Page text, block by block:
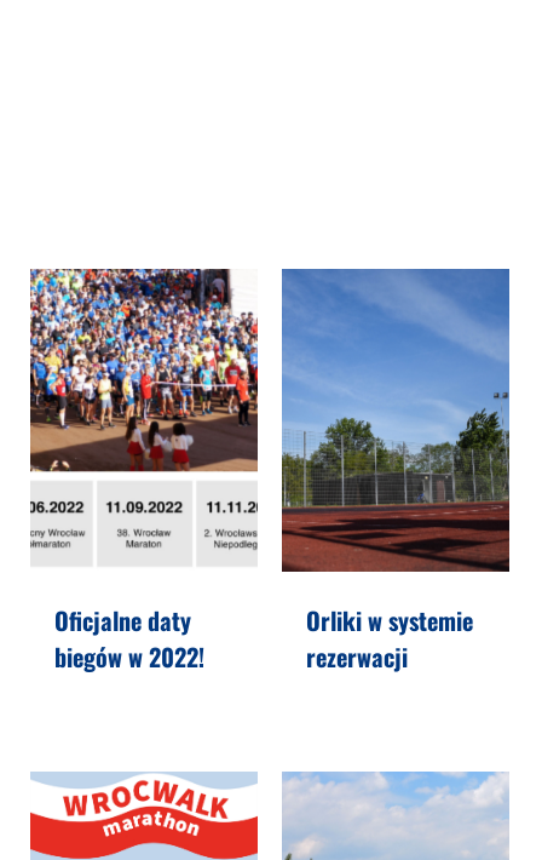
Oficjalne daty
biegów w 2022!
Orliki w systemie
rezerwacji